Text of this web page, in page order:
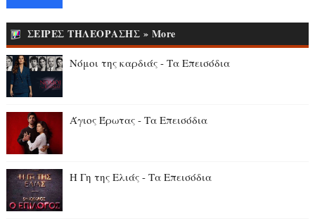
ΣΕΙΡΕΣ ΤΗΛΕΟΡΑΣΗΣ » More
Νόμοι της καρδιάς - Τα Επεισόδια
Άγιος Έρωτας - Τα Επεισόδια
Η Γη της Ελιάς - Τα Επεισόδια